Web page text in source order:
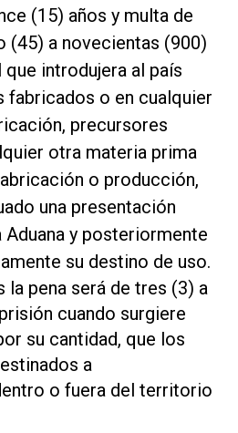
(15) años y multa de
(45) a novecientas (900)
que introdujera al país
fabricados o en cualquier
precursores
otra materia prima
o producción,
una presentación
y posteriormente
su destino de uso.
la pena será de tres (3) a
cuando surgiere
su cantidad, que los
a
o fuera del territorio